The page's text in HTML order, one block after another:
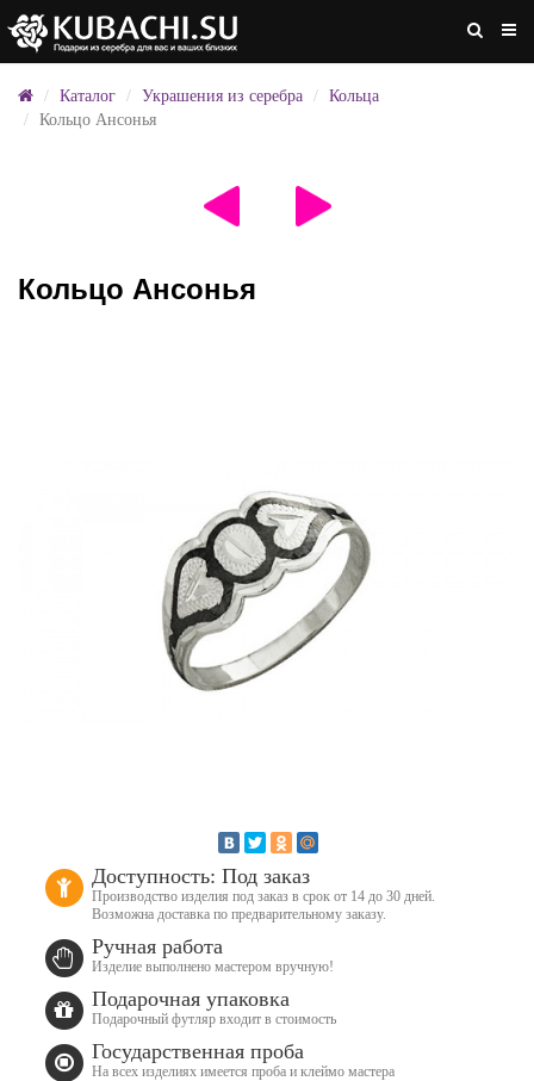
Каталог Украшения из серебра
Кольца
Кольцо Ансонья
Кольцо Ансонья
Доступность: Под заказ
Производство изделия под заказ в срок от 14 до 30 дней.
Возможна доставка по предварительному заказу.
Ручная работа
Изделие выполнено мастером вручную!
Подарочная упаковка
Подарочный футляр входит в стоимость
Государственная проба
На всех изделиях имеется проба и клеймо мастера